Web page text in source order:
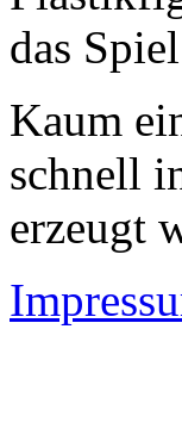
das
Kaum
schnell
erzeugt